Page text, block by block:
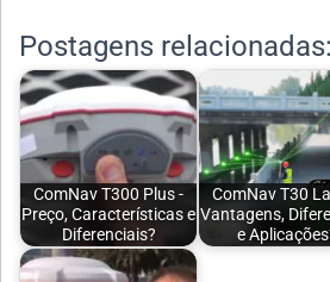
Postagens relacionadas:
ComNav T300 Plus -
Preço, Características e
Diferenciais?
ComNav T30
Vantagens,
e